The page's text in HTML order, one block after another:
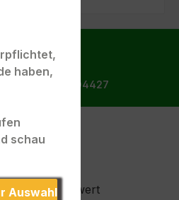
Tel.: +49 172 9904427
Mindestbestellwert
haben,
schau
Auswahl